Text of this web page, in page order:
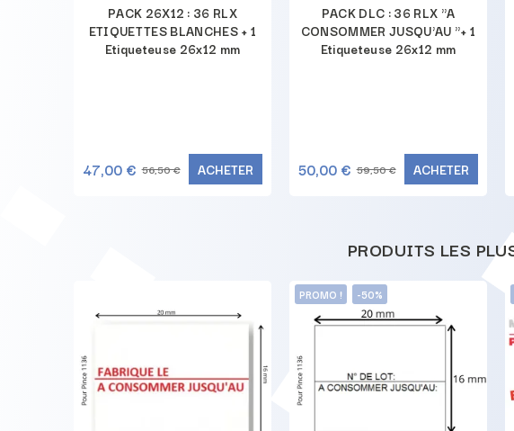
PACK 26X12 : 36 RLX
ETIQUETTES BLANCHES + 1
Etiqueteuse 26x12 mm
47,00 € 56,50 € ACHETER
PACK DLC : 36 RLX "A
CONSOMMER JUSQU'AU "+ 1
Etiqueteuse 26x12 mm
50,00 € 59,50 € ACHETER
PRODUITS LES
PROMO ! -50%